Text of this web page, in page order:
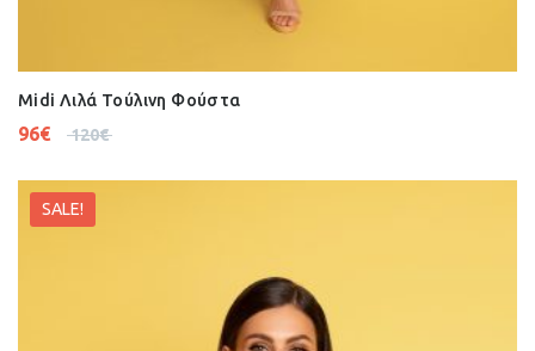
Midi Λιλά Τούλινη Φούστα
120€
96€
SALE!